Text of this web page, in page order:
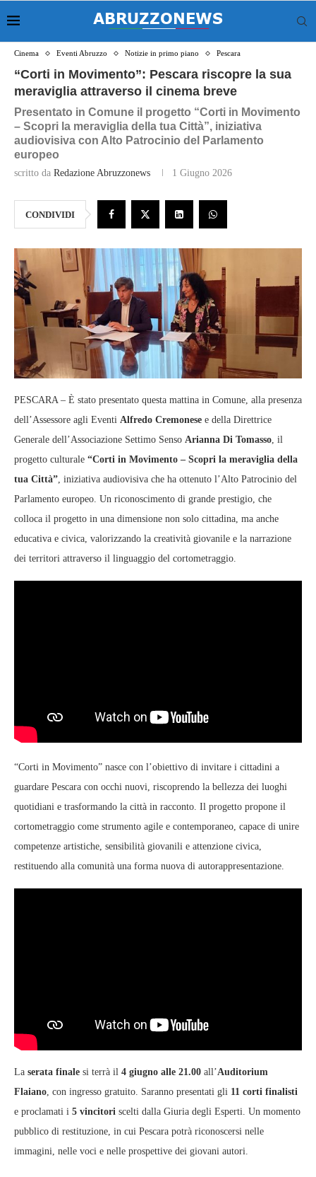
Cinema Eventi Abruzzo Notizie in primo piano Pescara
“Corti in Movimento”: Pescara riscopre la sua
meraviglia attraverso il cinema breve
Presentato in Comune il progetto “Corti in Movimento
– Scopri la meraviglia della tua Città”, iniziativa
audiovisiva con Alto Patrocinio del Parlamento
europeo
scritto da Redazione Abruzzonews 1 Giugno 2026
CONDIVIDI
PESCARA – È stato presentato questa mattina in Comune, alla presenza
dell’Assessore agli Eventi Alfredo Cremonese e della Direttrice
Generale dell’Associazione Settimo Senso Arianna Di Tomasso, il
progetto culturale “Corti in Movimento – Scopri la meraviglia della
tua Città”, iniziativa audiovisiva che ha ottenuto l’Alto Patrocinio del
Parlamento europeo. Un riconoscimento di grande prestigio, che
colloca il progetto in una dimensione non solo cittadina, ma anche
educativa e civica, valorizzando la creatività giovanile e la narrazione
dei territori attraverso il linguaggio del cortometraggio.
“Corti in Movimento” nasce con l’obiettivo di invitare i cittadini a
guardare Pescara con occhi nuovi, riscoprendo la bellezza dei luoghi
quotidiani e trasformando la città in racconto. Il progetto propone il
cortometraggio come strumento agile e contemporaneo, capace di unire
competenze artistiche, sensibilità giovanili e attenzione civica,
restituendo alla comunità una forma nuova di autorappresentazione.
La serata finale si terrà il 4 giugno alle 21.00 all’Auditorium
Flaiano, con ingresso gratuito. Saranno presentati gli 11 corti finalisti
e proclamati i 5 vincitori scelti dalla Giuria degli Esperti. Un momento
pubblico di restituzione, in cui Pescara potrà riconoscersi nelle
immagini, nelle voci e nelle prospettive dei giovani autori.